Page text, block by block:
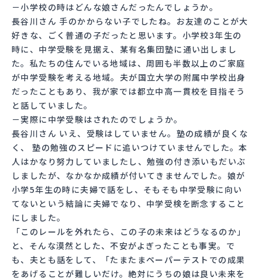
－小学校の時はどんな娘さんだったんでしょうか。
長谷川さん 手のかからない子でしたね。お友達のことが大
好きな、ごく普通の子だったと思います。小学校3年生の
時に、中学受験を見据え、某有名集団塾に通い出しまし
た。私たちの住んでいる地域は、周囲も半数以上のご家庭
が中学受験を考える地域。夫が国立大学の附属中学校出身
だったこともあり、我が家では都立中高一貫校を目指そう
と話していました。
－実際に中学受験はされたのでしょうか。
長谷川さん いえ、受験はしていません。塾の成績が良くな
く、 塾の勉強のスピードに追いつけていませんでした。本
人はかなり努力していましたし、勉強の付き添いもだいぶ
しましたが、なかなか成績が付いてきませんでした。娘が
小学5年生の時に夫婦で話をし、そもそも中学受験に向い
てないという結論に夫婦でなり、中学受検を断念すること
にしました。
「このレールを外れたら、この子の未来はどうなるのか」
と、そんな漠然とした、不安がよぎったことも事実。で
も、夫とも話をして、「たまたまペーパーテストでの成果
をあげることが難しいだけ。絶対にうちの娘は良い未来を